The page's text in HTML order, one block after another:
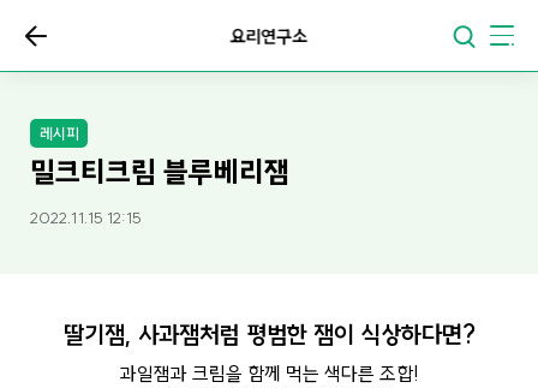
요리연구소
레시피
밀크티크림 블루베리잼
2022.11.15 12:15
딸기잼, 사과잼처럼 평범한 잼이 식상하다면?
과일잼과 크림을 함께 먹는 색다른 조합!